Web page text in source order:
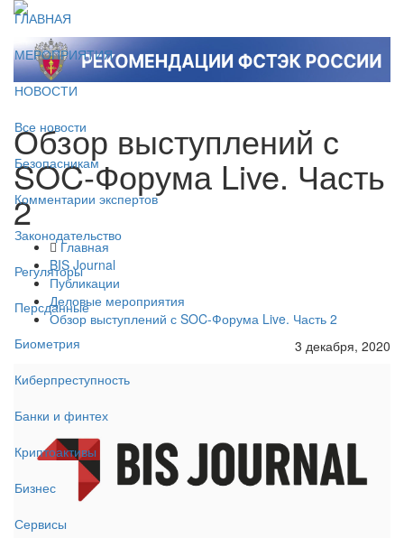
ГЛАВНАЯ
МЕРОПРИЯТИЯ
НОВОСТИ
Все новости
Безопасникам
Комментарии экспертов
Законодательство
Регуляторы
Персданные
Биометрия
Киберпреступность
Банки и финтех
Криптоактивы
Бизнес
Сервисы
Обзор выступлений с
SOC-Форума Live. Часть
2
Главная
BIS Journal
Публикации
Деловые мероприятия
Обзор выступлений с SOC-Форума Live. Часть 2
3 декабря, 2020